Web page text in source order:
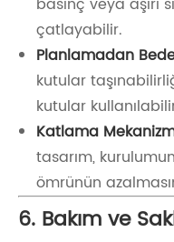
çatlayabilir.
Planlamadan
kutular
kutular
Katlama
tasarım,
ömrünün
6. Bakım ve